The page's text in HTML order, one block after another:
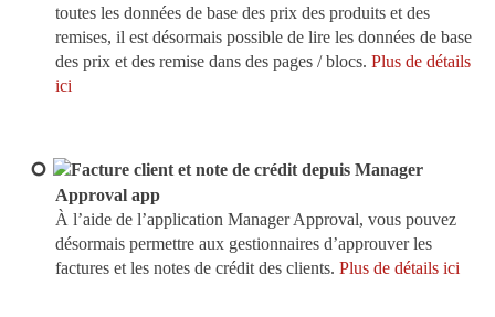
toutes les données de base des prix des produits et des
remises, il est désormais possible de lire les données de base
des prix et des remise dans des pages / blocs. Plus de détails
ici
Facture client et note de crédit depuis Manager
Approval app
À l’aide de l’application Manager Approval, vous pouvez
désormais permettre aux gestionnaires d’approuver les
factures et les notes de crédit des clients. Plus de détails ici